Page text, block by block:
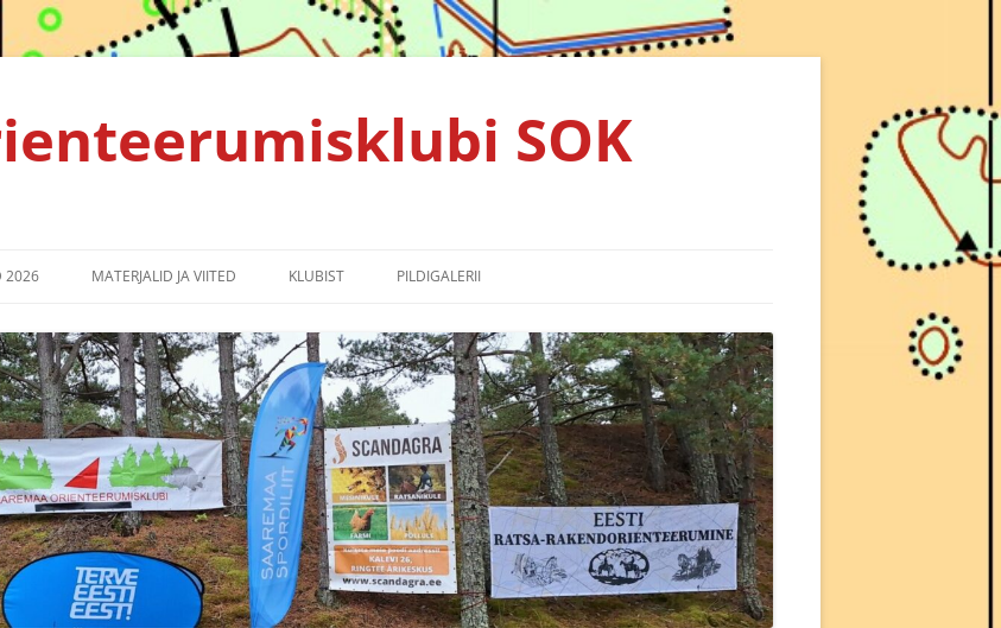
SOK
2026
2024
2023
2022
2021
2020
MATERJALID JA VIITED
KORRALDAJALE
SPRINDIRAJA LEPPEMÄRGID
KLUBIST
PRIVAATSUSPOLIITIKA
PILDIGALERII